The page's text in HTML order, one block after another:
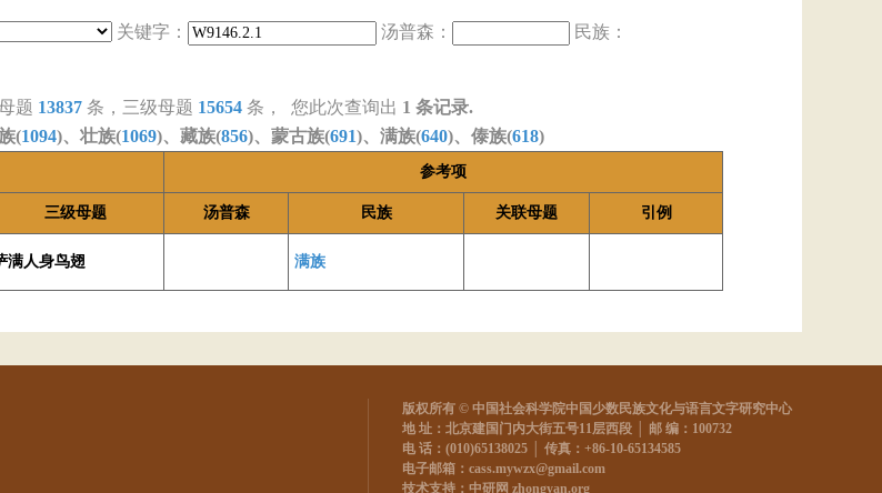
关键字： 汤普森： 民族：
题 13837 条，三级母题 15654 条， 您此次查询出 1 条记录.
(1094)、壮族(1069)、藏族(856)、蒙古族(691)、满族(640)、傣族(618)
参考项
三级母题 汤普森 民族 关联母题 引例
满人身鸟翅 满族
版权所有 © 中国社会科学院中国少数民族文化与语言文字研究中心
地 址：北京建国门内大街五号11层西段 │ 邮 编：100732
电 话：(010)65138025 │ 传真：+86-10-65134585
电子邮箱：cass.mywzx@gmail.com
技术支持：中研网 zhongyan.org